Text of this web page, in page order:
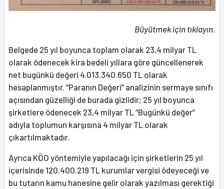
Büyütmek için tıklayın.
Belgede 25 yıl boyunca toplam olarak 23,4 milyar TL
olarak ödenecek kira bedeli yıllara göre güncellenerek
net bugünkü değeri 4.013.340.650 TL olarak
hesaplanmıştır. “Paranın Değeri” analizinin sermaye sınıfı
açısından güzelliği de burada gizlidir; 25 yıl boyunca
şirketlere ödenecek 23,4 milyar TL “Bugünkü değer”
adıyla toplumun karşısına 4 milyar TL olarak
çıkartılmaktadır.
Ayrıca KÖO yöntemiyle yapılacağı için şirketlerin 25 yıl
içerisinde 120.400.219 TL kurumlar vergisi ödeyeceği ve
bu tutarın kamu hanesine gelir olarak yazılması gerektiği